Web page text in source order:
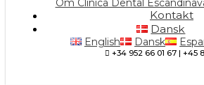
Kontakt
Dansk
English Dansk
+34 952 66 01 67 | +45